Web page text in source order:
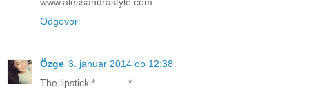
Odgovori
Özge 3. januar 2014 ob 12:38
The lipstick *______*